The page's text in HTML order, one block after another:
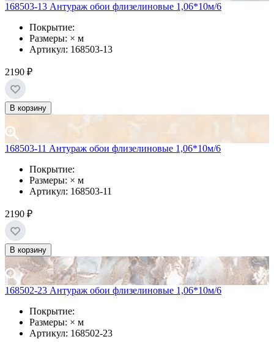
168503-13 Антураж обои флизелиновые 1,06*10м/6
Покрытие:
Размеры: × м
Артикул: 168503-13
2190 ₽
В корзину
168503-11 Антураж обои флизелиновые 1,06*10м/6
Покрытие:
Размеры: × м
Артикул: 168503-11
2190 ₽
В корзину
168502-23 Антураж обои флизелиновые 1,06*10м/6
Покрытие:
Размеры: × м
Артикул: 168502-23